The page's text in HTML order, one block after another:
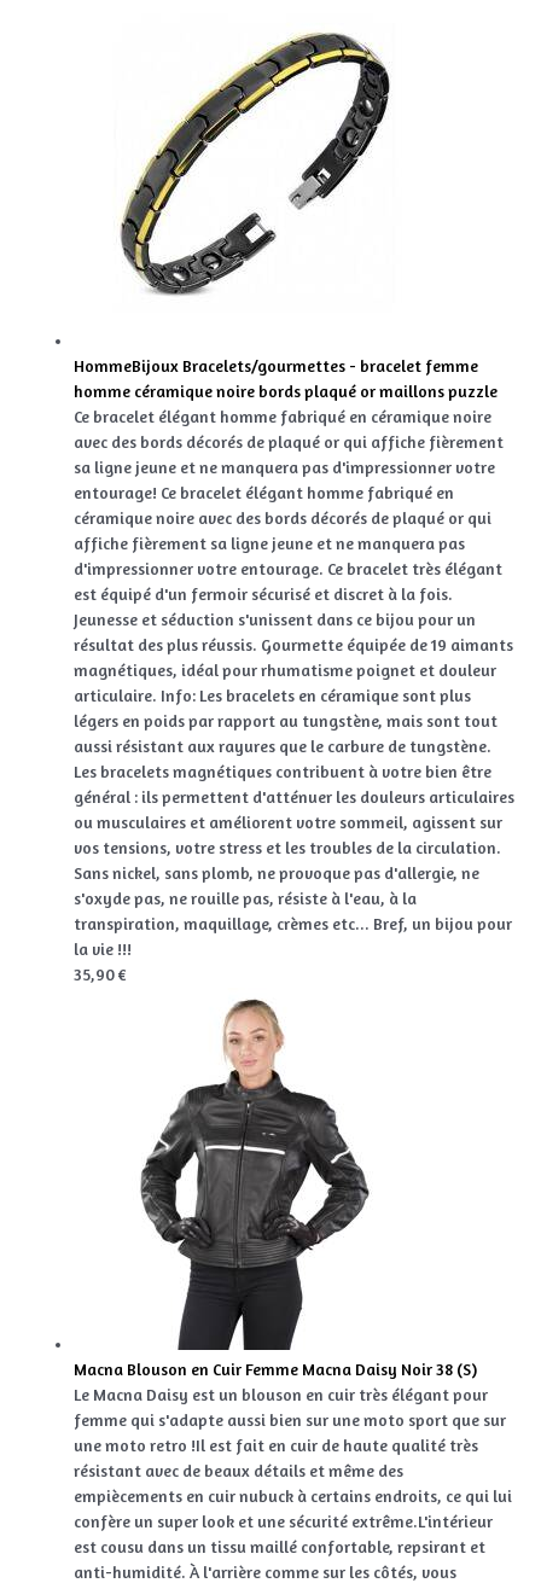
HommeBijoux Bracelets/gourmettes - bracelet femme
homme céramique noire bords plaqué or maillons puzzle
Ce bracelet élégant homme fabriqué en céramique noire
avec des bords décorés de plaqué or qui affiche fièrement
sa ligne jeune et ne manquera pas d'impressionner votre
entourage! Ce bracelet élégant homme fabriqué en
céramique noire avec des bords décorés de plaqué or qui
affiche fièrement sa ligne jeune et ne manquera pas
d'impressionner votre entourage. Ce bracelet très élégant
est équipé d'un fermoir sécurisé et discret à la fois.
Jeunesse et séduction s'unissent dans ce bijou pour un
résultat des plus réussis. Gourmette équipée de 19 aimants
magnétiques, idéal pour rhumatisme poignet et douleur
articulaire. Info: Les bracelets en céramique sont plus
légers en poids par rapport au tungstène, mais sont tout
aussi résistant aux rayures que le carbure de tungstène.
Les bracelets magnétiques contribuent à votre bien être
général : ils permettent d'atténuer les douleurs articulaires
ou musculaires et améliorent votre sommeil, agissent sur
vos tensions, votre stress et les troubles de la circulation.
Sans nickel, sans plomb, ne provoque pas d'allergie, ne
s'oxyde pas, ne rouille pas, résiste à l'eau, à la
transpiration, maquillage, crèmes etc... Bref, un bijou pour
la vie !!!
35,90 €
Macna Blouson en Cuir Femme Macna Daisy Noir 38 (S)
Le Macna Daisy est un blouson en cuir très élégant pour
femme qui s'adapte aussi bien sur une moto sport que sur
une moto retro !Il est fait en cuir de haute qualité très
résistant avec de beaux détails et même des
empiècements en cuir nubuck à certains endroits, ce qui lui
confère un super look et une sécurité extrême.L'intérieur
est cousu dans un tissu maillé confortable, repsirant et
anti-humidité. À l'arrière comme sur les côtés, vous